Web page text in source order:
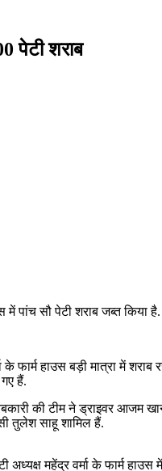
पेटी शराब
पांच सौ पेटी शराब जब्त किया
हाउस बड़ी मात्रा में
हैं.
की टीम ने ड्राइवर आजम
तुलेश साहू शामिल हैं.
महेंद्र वर्मा के फार्म